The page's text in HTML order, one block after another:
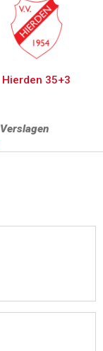
Hierden 35+3
Verslagen